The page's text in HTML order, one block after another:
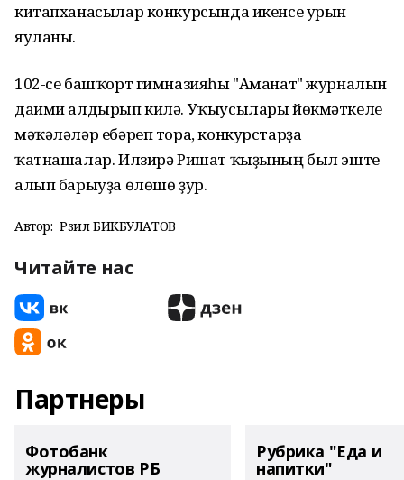
китапханасылар конкурсында икенсе урын
яуланы.
102-се башҡорт гимназияһы "Аманат" журналын
даими алдырып килә. Уҡыусылары йөкмәткеле
мәҡәләләр ебәреп тора, конкурстарҙа
ҡатнашалар. Илзирә Ришат ҡыҙының был эште
алып барыуҙа өлөшө ҙур.
Автор: Рәзил БИКБУЛАТОВ
Читайте нас
Партнеры
Фотобанк
журналистов РБ
Рубрика "Еда и
напитки"